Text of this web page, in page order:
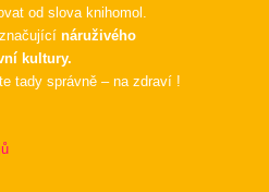
od slova knihomol.
náruživého
kultury.
tady správně – na zdraví !